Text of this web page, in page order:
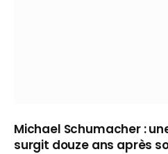
Michael Schumacher :
surgit douze ans après